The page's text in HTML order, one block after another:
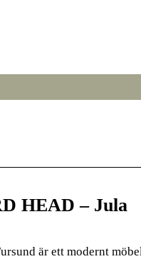
HEAD – Jula
är ett modernt